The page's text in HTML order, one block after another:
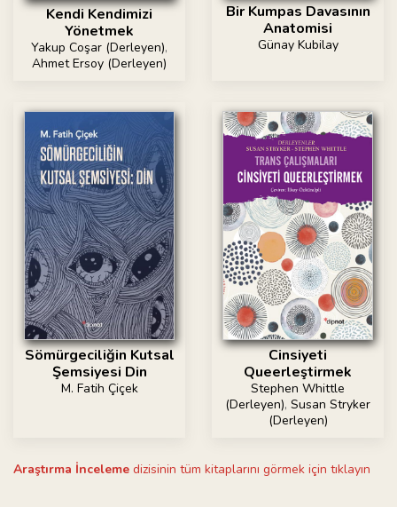
Kendi Kendimizi
Yönetmek
Yakup Coşar (Derleyen),
Ahmet Ersoy (Derleyen)
Bir Kumpas Davasının
Anatomisi
Günay Kubilay
Sömürgeciliğin Kutsal
Şemsiyesi Din
M. Fatih Çiçek
Cinsiyeti
Queerleştirmek
Stephen Whittle
(Derleyen), Susan Stryker
(Derleyen)
Araştırma İnceleme dizisinin tüm kitaplarını görmek için tıklayın